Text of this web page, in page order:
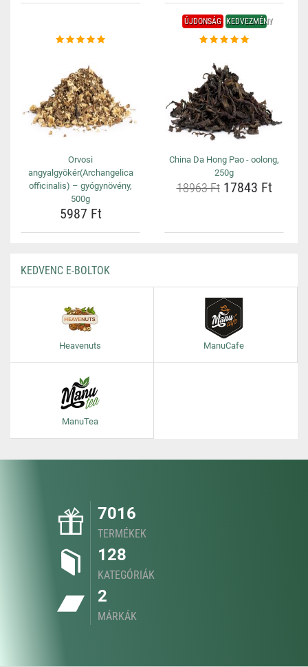
Orvosi
angyalgyökér(Archangelica
officinalis) – gyógynövény,
500g
5987 Ft
ÚJDONSÁG KEDVEZMÉNY
China Da Hong Pao - oolong,
250g
18963 Ft17843 Ft
KEDVENC E-BOLTOK
Heavenuts ManuCafe
ManuTea
7016
TERMÉKEK
128
KATEGÓRIÁK
2
MÁRKÁK